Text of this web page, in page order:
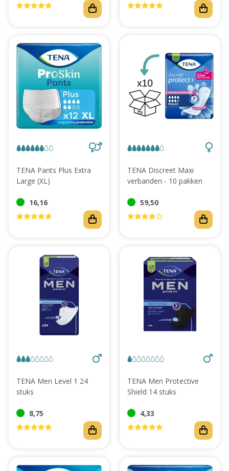
TENA Pants Plus Extra
Large (XL)
16,16
TENA Discreet Maxi
verbanden - 10 pakken
59,50
TENA Men Level 1 24
stuks
8,75
TENA Men Protective
Shield 14 stuks
4,33